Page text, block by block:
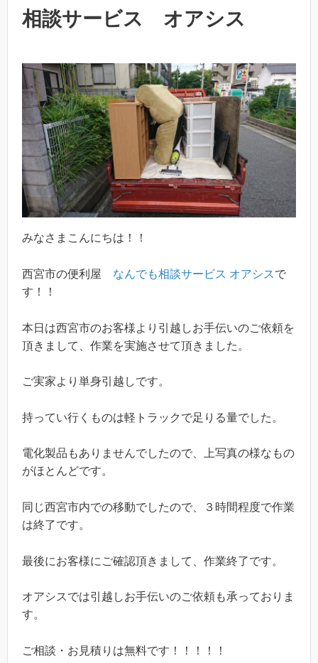
相談サービス オアシス
みなさまこんにちは！！
西宮市の便利屋 なんでも相談サービス オアシスで
す！！
本日は西宮市のお客様より引越しお手伝いのご依頼を
頂きまして、作業を実施させて頂きました。
ご実家より単身引越しです。
持ってい行くものは軽トラックで足りる量でした。
電化製品もありませんでしたので、上写真の様なもの
がほとんどです。
同じ西宮市内での移動でしたので、３時間程度で作業
は終了です。
最後にお客様にご確認頂きまして、作業終了です。
オアシスでは引越しお手伝いのご依頼も承っておりま
す。
ご相談・お見積りは無料です！！！！！